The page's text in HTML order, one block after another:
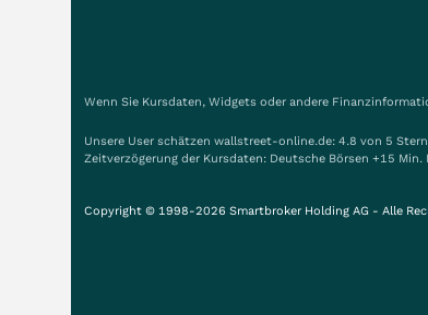
Wenn Sie Kursdaten, Widgets oder andere
Unsere User schätzen wallstreet-online.de: 4.8 von 5
Zeitverzögerung der Kursdaten: Deutsche Börsen +15 Min.
Copyright © 1998-2026 Smartbroker Holding AG - Alle